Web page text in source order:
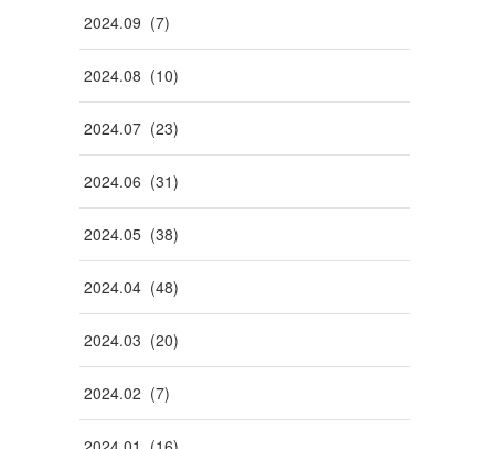
2024.09 (7)
2024.08 (10)
2024.07 (23)
2024.06 (31)
2024.05 (38)
2024.04 (48)
2024.03 (20)
2024.02 (7)